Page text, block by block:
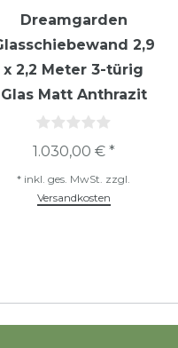
Dreamgarden
2,9
x 2,2 Meter 3-türig
Glas Matt Anthrazit
1.030,00 € *
* inkl. ges. MwSt. zzgl.
Versandkosten